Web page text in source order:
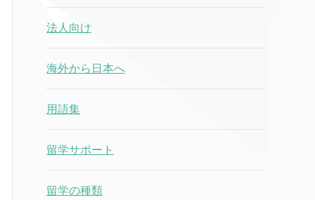
法人向け
海外から日本へ
用語集
留学サポート
留学の種類